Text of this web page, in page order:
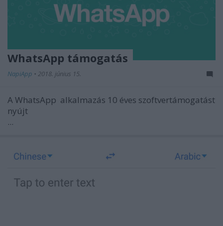
WhatsApp támogatás
NapiApp • 2018. június 15.
A WhatsApp alkalmazás 10 éves szoftvertámogatást
nyújt
...